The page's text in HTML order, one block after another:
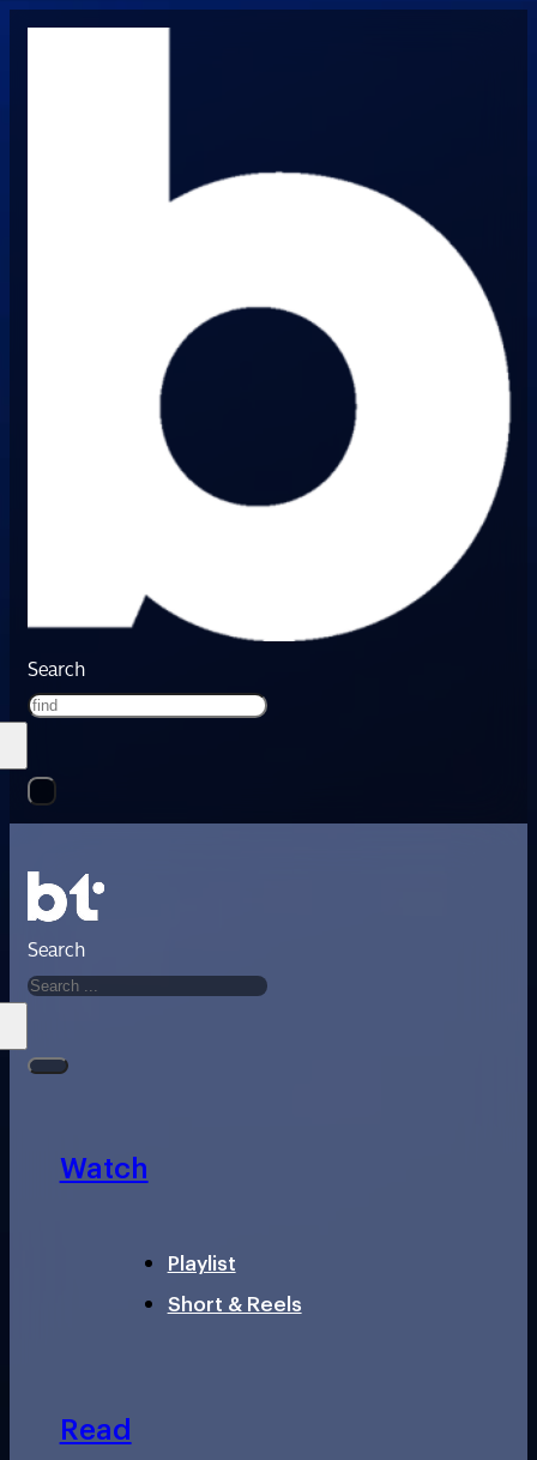
Search
Search
Watch
Playlist
Short & Reels
Read